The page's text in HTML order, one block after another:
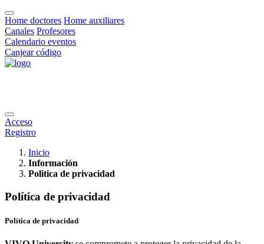
Home doctores Home auxiliares
Canales Profesores
Calendario eventos
Canjear código
Acceso
Registro
Inicio
Información
Politica de privacidad
Política de privacidad
Política de privacidad